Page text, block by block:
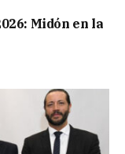
Midón en la